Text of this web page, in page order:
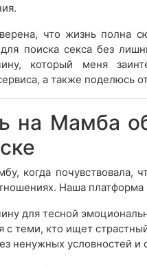
что жизнь полна
поиска секса без
который меня
а также поделюсь
на Мамба
когда почувствовала,
Наша платформа
для тесной
с теми, кто ищет
ненужных условностей и